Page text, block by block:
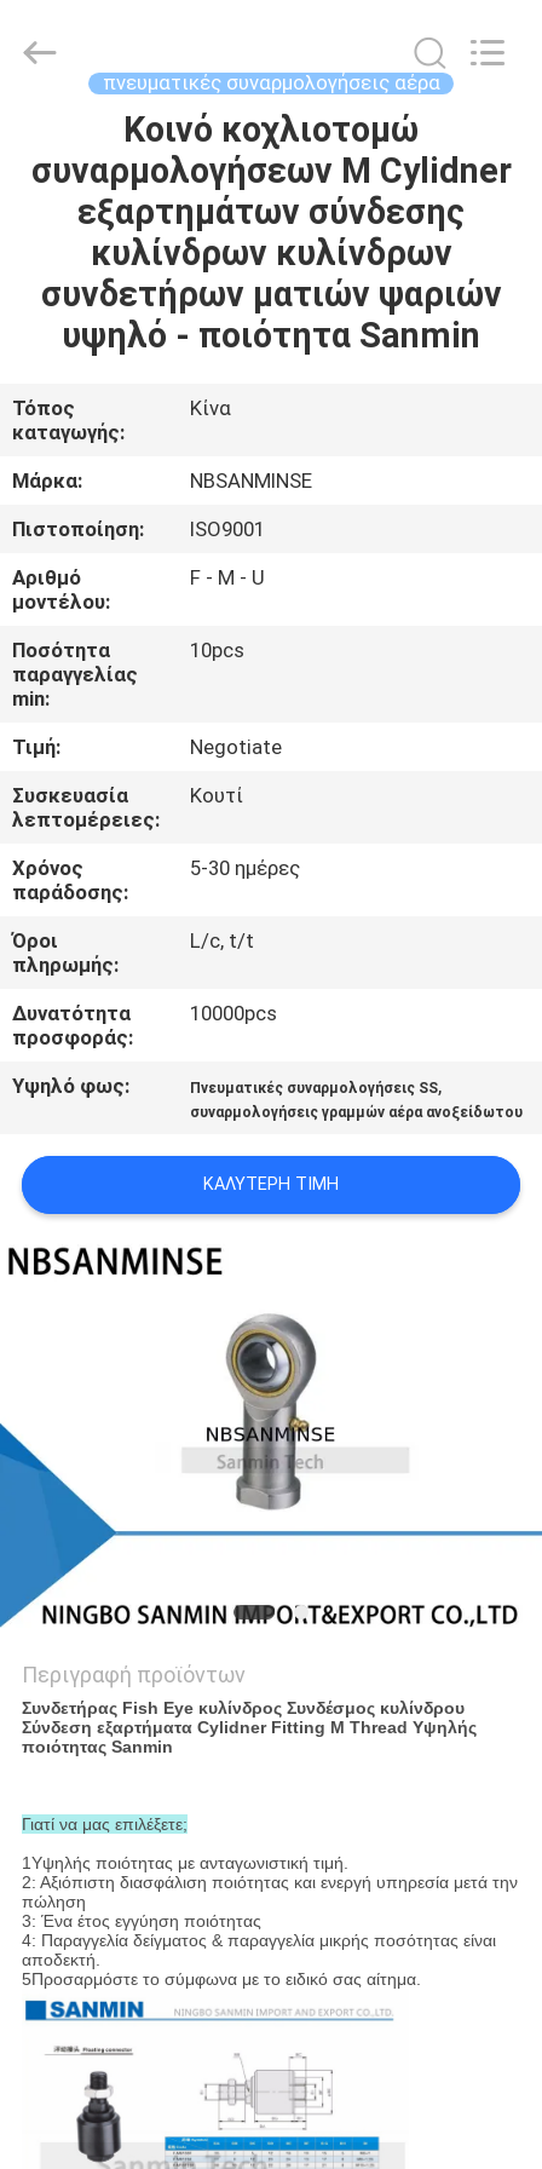
ΠΡΟΪΌΝΤΑ
ΠΕΡΊΠΟΥ
ΕΜΕΊΣ
ΓΎΡΟΣ
ΕΡΓΟΣΤΑΣΊΩΝ
ΠΟΙΟΤΙΚΌΣ
ΈΛΕΓΧΟΣ
ΜΑΣ
ΕΛΆΤΕ
ΕΠΑΦΉ
ΜΕ
ΕΙΔΉΣΕΙΣ
ΖΗΤΉΣΤΕ
ΈΝΑ
ΑΠΌΣΠΑΣΜΑ
ΠΟΛΙΤΙΚΉ
ΑΠΟΡΡΉΤΟΥ
Export
πνευματικές συναρμολογήσεις αέρα
Κοινό κοχλιοτομώ
συναρμολογήσεων Μ Cylidner
εξαρτημάτων σύνδεσης
κυλίνδρων κυλίνδρων
συνδετήρων ματιών ψαριών
υψηλό - ποιότητα Sanmin
Τόπος
καταγωγής:
Κίνα
Μάρκα:
NBSANMINSE
Πιστοποίηση:
ISO9001
Αριθμό
μοντέλου:
F - Μ - U
Ποσότητα
παραγγελίας
min:
10pcs
Τιμή:
Negotiate
Συσκευασία
λεπτομέρειες:
Κουτί
Χρόνος
παράδοσης:
5-30 ημέρες
Όροι
πληρωμής:
L/c, t/t
Δυνατότητα
προσφοράς:
10000pcs
Υψηλό φως: Πνευματικές συναρμολογήσεις SS,
συναρμολογήσεις γραμμών αέρα ανοξείδωτου
ΚΑΛΎΤΕΡΗ ΤΙΜΉ
Περιγραφή προϊόντων
Συνδετήρας Fish Eye κυλίνδρος Συνδέσμος κυλίνδρου
Σύνδεση εξαρτήματα Cylidner Fitting M Thread Υψηλής
ποιότητας Sanmin
Γιατί να μας επιλέξετε;
1Υψηλής ποιότητας με ανταγωνιστική τιμή.
2: Αξιόπιστη διασφάλιση ποιότητας και ενεργή υπηρεσία μετά την
πώληση
3: Ένα έτος εγγύηση ποιότητας
4: Παραγγελία δείγματος & παραγγελία μικρής ποσότητας είναι
αποδεκτή.
5Προσαρμόστε το σύμφωνα με το ειδικό σας αίτημα.